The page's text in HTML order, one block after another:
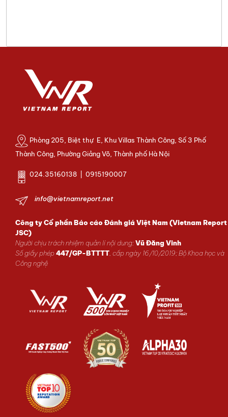
Phòng 205, Biệt thự E, Khu Villas Thành Công, Số 3 Phố
Thành Công, Phường Giảng Võ, Thành phố Hà Nội
024.35160138 | 0915190007
info@vietnamreport.net
Công ty Cổ phần Báo cáo Đánh giá Việt Nam (Vietnam Report
JSC)
Người chịu trách nhiệm quản lí nội dung:Vũ Đăng Vinh
Số giấy phép447/GP-BTTTT, cấp ngày 16/10/2019; Bộ Khoa học và
Công nghệ